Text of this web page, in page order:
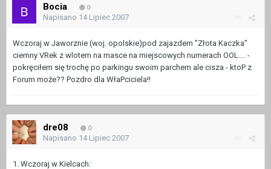
Bocia 0
Napisano 14 Lipiec 2007
Wczoraj w Jaworznie (woj. opolskie)pod zajazdem "Złota Kaczka"
ciemny VRek z wlotem na masce na miejscowych numerach OOL.... -
pokręciłem się trochę po parkingu swoim parchem ale cisza - ktoP z
Forum może?? Pozdro dla WłaPciciela!!
dre08 0
Napisano 14 Lipiec 2007
1. Wczoraj w Kielcach: